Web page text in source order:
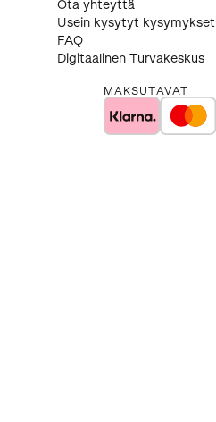
Ota yhteyttä
Usein kysytyt kysymykset
FAQ
Digitaalinen Turvakeskus
MAKSUTAVAT